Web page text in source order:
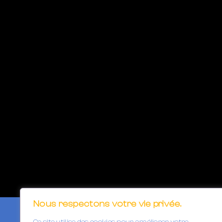
Nous respectons votre vie privée.